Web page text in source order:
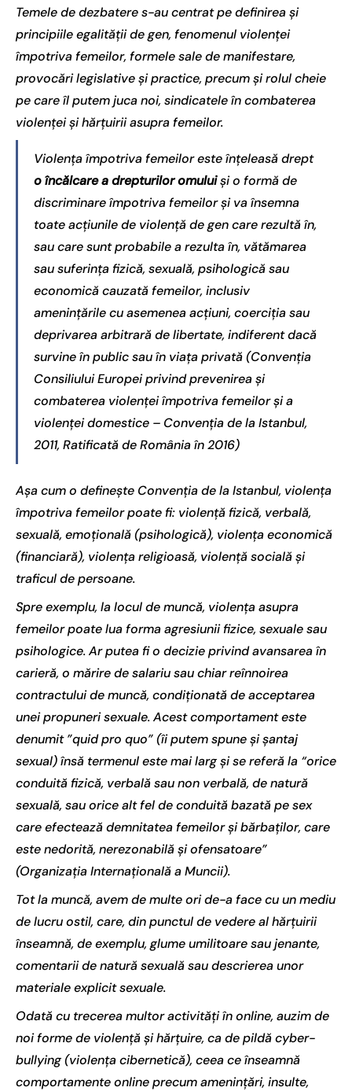
Temele de dezbatere s-au centrat pe definirea și
principiile egalității de gen, fenomenul violenței
împotriva femeilor, formele sale de manifestare,
provocări legislative și practice, precum și rolul cheie
pe care îl putem juca noi, sindicatele în combaterea
violenței și hărțuirii asupra femeilor.
Violenţa împotriva femeilor este înţeleasă drept
o încălcare a drepturilor omuluişi o formă de
discriminare împotriva femeilor şi va însemna
toate acţiunile de violenţă de gen care rezultă în,
sau care sunt probabile a rezulta în, vătămarea
sau suferinţa fizică, sexuală, psihologică sau
economică cauzată femeilor, inclusiv
ameninţările cu asemenea acţiuni, coerciţia sau
deprivarea arbitrară de libertate, indiferent dacă
survine în public sau în viaţa privată (Convenţia
Consiliului Europei privind prevenirea şi
combaterea violenţei împotriva femeilor şi a
violenţei domestice – Convenția de la Istanbul,
2011, Ratificată de România în 2016)
Așa cum o definește Convenția de la Istanbul, violența
împotriva femeilor poate fi: violență fizică, verbală,
sexuală, emoțională (psihologică), violența economică
(financiară), violența religioasă, violență socială și
traficul de persoane.
Spre exemplu, la locul de muncă, violența asupra
femeilor poate lua forma agresiunii fizice, sexuale sau
psihologice. Ar putea fi o decizie privind avansarea în
carieră, o mărire de salariu sau chiar reînnoirea
contractului de muncă, condiționată de acceptarea
unei propuneri sexuale. Acest comportament este
denumit ”quid pro quo” (îi putem spune și șantaj
sexual) însă termenul este mai larg și se referă la “orice
conduită fizică, verbală sau non verbală, de natură
sexuală, sau orice alt fel de conduită bazată pe sex
care efectează demnitatea femeilor și bărbaților, care
este nedorită, nerezonabilă și ofensatoare”
(Organizația Internațională a Muncii).
Tot la muncă, avem de multe ori de-a face cu un mediu
de lucru ostil, care, din punctul de vedere al hărțuirii
înseamnă, de exemplu, glume umilitoare sau jenante,
comentarii de natură sexuală sau descrierea unor
materiale explicit sexuale.
Odată cu trecerea multor activități în online, auzim de
noi forme de violență și hărțuire, ca de pildă cyber-
bullying (violența cibernetică), ceea ce înseamnă
comportamente online precum amenințări, insulte,